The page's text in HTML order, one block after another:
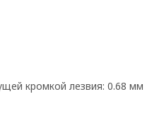
кромкой лезвия: 0.68 мм